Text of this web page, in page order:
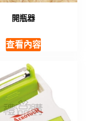
開瓶器
查看內容